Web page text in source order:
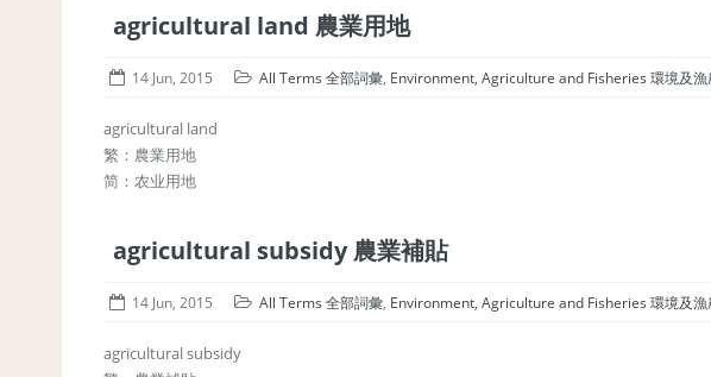
agricultural land 農業用地
14 Jun, 2015 All Terms 全部詞彙, Environment, Agriculture and Fisheries 環境及漁
agricultural land
繁：農業用地
简：农业用地
agricultural subsidy 農業補貼
14 Jun, 2015 All Terms 全部詞彙, Environment, Agriculture and Fisheries 環境及漁
agricultural subsidy